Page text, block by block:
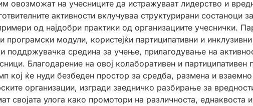
овозможат на учесниците да истражуваат лидерство и
активности вклучуваа структурирани состаноци
од најдобри практики од организациите учеснички.
програмски модули, користејќи партиципативни и
средина за учење, прилагодување на
Благодарение на овој колаборативен и партиципативен
кој ќе нуди безбеден простор за средба, размена и
организации, изгради заедничко разбирање за
својата улога како промотори на различноста, еднаквоста и